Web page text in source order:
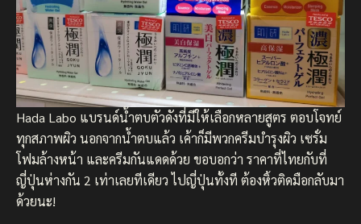
Hada Labo แบรนด์น้ำตบตัวดังที่มีให้เลือกหลายสูตร ตอบโจทย์
ทุกสภาพผิว นอกจากน้ำตบแล้ว เค้าก็มีพวกครีมบำรุงผิว เซรั่ม
โฟมล้างหน้า และครีมกันแดดด้วย ขอบอกว่า ราคาที่ไทยกับที่
ญี่ปุ่นห่างกัน 2 เท่าเลยทีเดียว ไปญี่ปุ่นทั้งที ต้องหิ้วติดมือกลับมา
ด้วยนะ!